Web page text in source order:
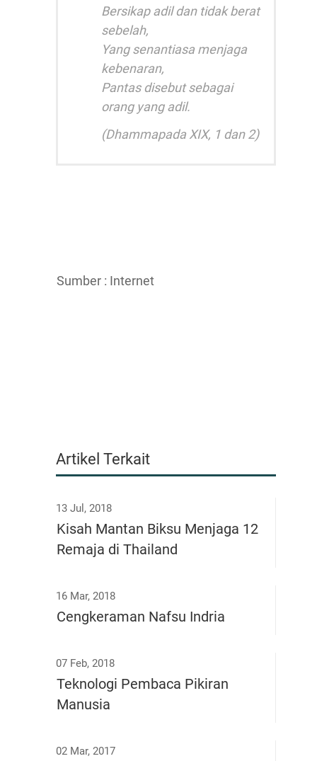
Bersikap adil dan tidak berat
sebelah,
Yang senantiasa menjaga
kebenaran,
Pantas disebut sebagai
orang yang adil.
(Dhammapada XIX, 1 dan 2)
Sumber : Internet
Artikel Terkait
13 Jul, 2018
Kisah Mantan Biksu Menjaga 12
Remaja di Thailand
16 Mar, 2018
Cengkeraman Nafsu Indria
07 Feb, 2018
Teknologi Pembaca Pikiran
Manusia
02 Mar, 2017